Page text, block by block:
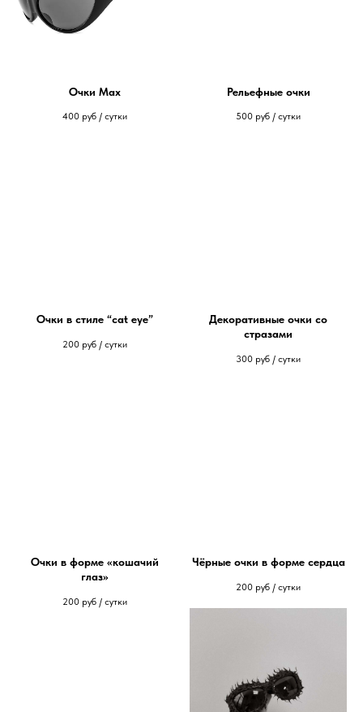
Очки Max
400 руб / сутки
Рельефные очки
500 руб / сутки
Очки в стиле “cat eye”
200 руб / сутки
Декоративные очки со
стразами
300 руб / сутки
Очки в форме «кошачий
глаз»
200 руб / сутки
Чёрные очки в форме сердца
200 руб / сутки